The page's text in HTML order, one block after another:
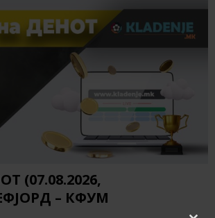
(07.08.2026,
– КФУМ